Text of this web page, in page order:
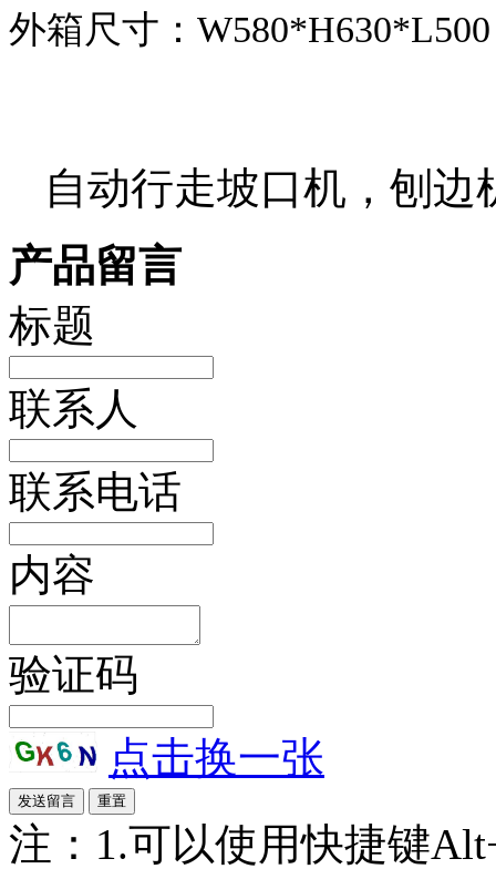
外箱尺寸： W580*H630*L500
自动行走坡口机，刨边
产品留言
标题
联系人
联系电话
内容
验证码
点击换一张
注：1.可以使用快捷键